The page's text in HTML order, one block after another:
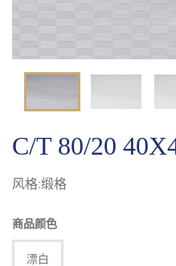
C/T 80/20
风格:缎格
商品颜色
漂白